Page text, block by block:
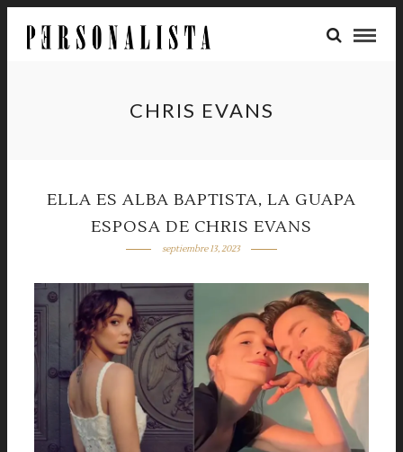
CHRIS EVANS
ELLA ES ALBA BAPTISTA, LA GUAPA
ESPOSA DE CHRIS EVANS
septiembre 13, 2023